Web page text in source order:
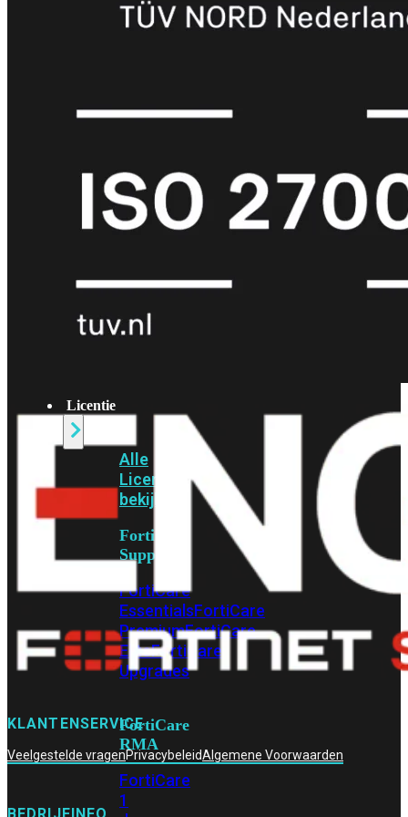
met
FortiWiFi
40F
FortiWiFi
50G FortiWiFi
51G FortiWiFi
60F
FortiWiFi
70GFortiWiFi
71GFortiWiFi
80FFortiWiFi
Licentie
Alle
Licenties
bekijken
FortiCare
Support
FortiCare
EssentialsFortiCare
PremiumFortiCare
EliteFortiCare
Upgrades
FortiCare
RMA
FortiCare
1
KLANTENSERVICE
Veelgestelde vragenPrivacybeleidAlgemene Voorwaarden